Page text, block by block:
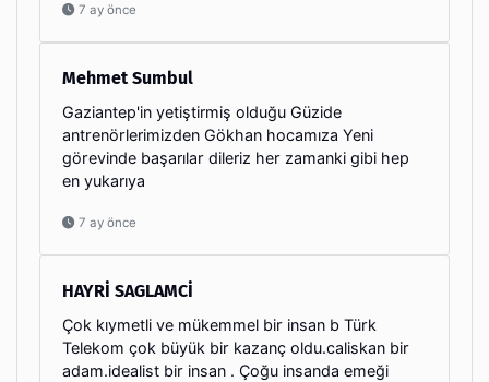
7 ay önce
Mehmet Sumbul
Gaziantep'in yetiştirmiş olduğu Güzide
antrenörlerimizden Gökhan hocamıza Yeni
görevinde başarılar dileriz her zamanki gibi hep
en yukarıya
7 ay önce
HAYRİ SAGLAMCİ
Çok kıymetli ve mükemmel bir insan b Türk
Telekom çok büyük bir kazanç oldu.caliskan bir
adam.idealist bir insan . Çoğu insanda emeği